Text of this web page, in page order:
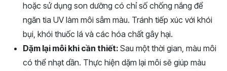
hoặc sử dụng son dưỡng có chỉ số chống nắng để
ngăn tia UV làm môi sẫm màu. Tránh tiếp xúc với khói
bụi, khói thuốc lá và các hóa chất gây hại.
Dặm lại môi khi cần thiết: Sau một thời gian, màu môi
có thể nhạt dần. Thực hiện dặm lại môi sẽ giúp màu